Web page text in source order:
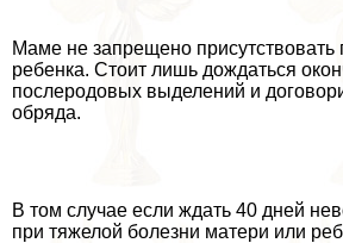
Маме не запрещено присутствовать
ребенка. Стоит лишь дождаться
послеродовых выделений и
обряда.
В том случае если ждать 40 дней
при тяжелой болезни матери или